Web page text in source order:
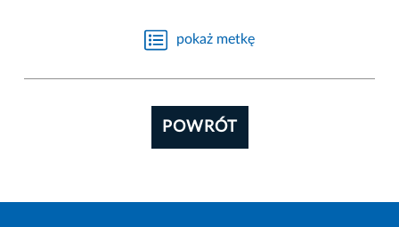
pokaż metkę
POWRÓT